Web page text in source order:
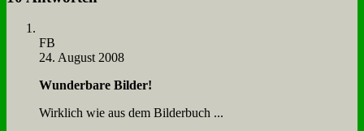
FB
24. August 2008
Wun­der­ba­re Bil­der!
Wirk­lich wie aus dem Bil­der­buch ...